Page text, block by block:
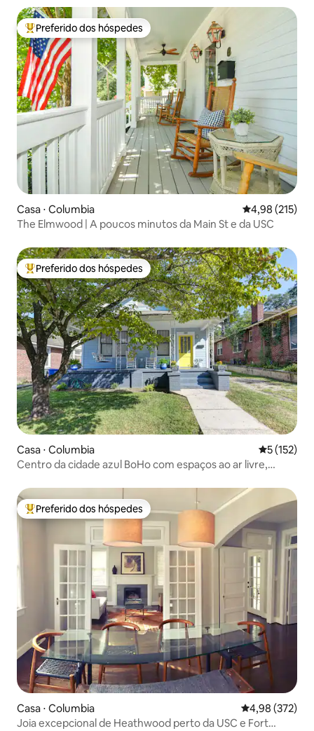
Entre os melhores preferidos dos hóspedes
Preferido dos hóspedes
Casa ⋅ Columbia 4,98 de uma
4,98 (215)
The Elmwood | A poucos minutos da Main St e da USC
Entre os melhores preferidos dos hóspedes
Preferido dos hóspedes
Casa ⋅ Columbia 5 de uma
5 (152)
Centro da cidade azul BoHo com espaços ao ar livre,
Entre os melhores preferidos dos hóspedes
Preferido dos hóspedes
Casa ⋅ Columbia 4,98 de uma
4,98 (372)
Joia excepcional de Heathwood perto da USC e Fort